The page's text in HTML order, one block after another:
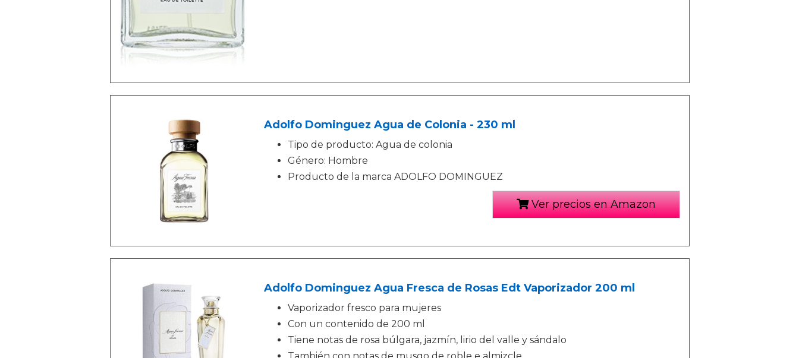
Adolfo Dominguez Agua de Colonia - 230 ml
Tipo de producto: Agua de colonia
Género: Hombre
Producto de la marca ADOLFO DOMINGUEZ
Ver precios en Amazon
Adolfo Dominguez Agua Fresca de Rosas Edt Vaporizador 200 ml
Vaporizador fresco para mujeres
Con un contenido de 200 ml
Tiene notas de rosa búlgara, jazmín, lirio del valle y sándalo